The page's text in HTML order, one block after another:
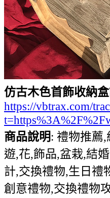
仿古木色首飾收納
https://vbtrax.com/
商品說明: 禮物推薦
遊,花,飾品,盆栽,結
計,交換禮物,生日禮
創意禮物,交換禮物